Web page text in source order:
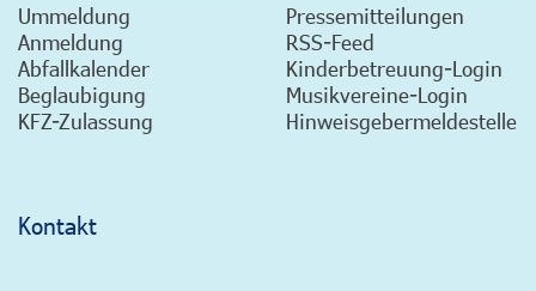
Ummeldung
Anmeldung
Abfallkalender
Beglaubigung
KFZ-Zulassung
Pressemitteilungen
RSS-Feed
Kinderbetreuung-Login
Musikvereine-Login
Hinweisgebermeldestelle
Kontakt